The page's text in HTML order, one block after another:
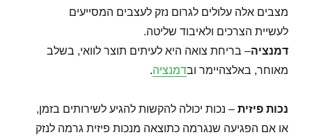
מצבים אלה עלולים לגרום נזק לעצבים המסייעים
לעשיית הצרכים ולאיבוד שליטה.
דמנציה– בריחת צואה היא לעיתים תוצר לוואי, בשלב
מאוחר, באלצהיימר ובדמנציה.
נכות פיזית – נכות יכולה להקשות להגיע לשירותים בזמן,
או אם הפגיעה שנגרמה כתוצאה מנכות פיזית גרמה לנזק